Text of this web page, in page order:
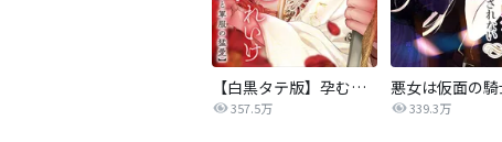
【白黒タテ版】孕むまで乱れいけ～身代わり花嫁と軍服の猛愛
357.5万 339.3万